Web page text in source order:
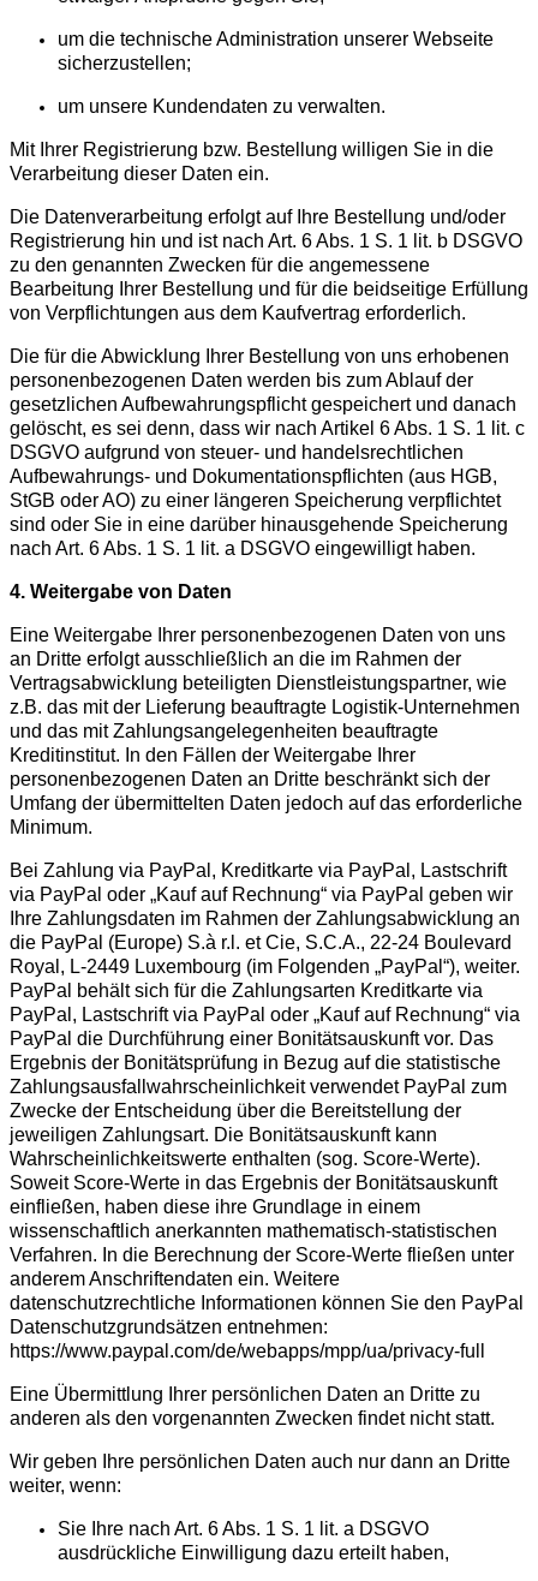
um die technische Administration unserer Webseite
sicherzustellen;
um unsere Kundendaten zu verwalten.
Mit Ihrer Registrierung bzw. Bestellung willigen Sie in die
Verarbeitung dieser Daten ein.
Die Datenverarbeitung erfolgt auf Ihre Bestellung und/oder
Registrierung hin und ist nach Art. 6 Abs. 1 S. 1 lit. b DSGVO
zu den genannten Zwecken für die angemessene
Bearbeitung Ihrer Bestellung und für die beidseitige Erfüllung
von Verpflichtungen aus dem Kaufvertrag erforderlich.
Die für die Abwicklung Ihrer Bestellung von uns erhobenen
personenbezogenen Daten werden bis zum Ablauf der
gesetzlichen Aufbewahrungspflicht gespeichert und danach
gelöscht, es sei denn, dass wir nach Artikel 6 Abs. 1 S. 1 lit. c
DSGVO aufgrund von steuer- und handelsrechtlichen
Aufbewahrungs- und Dokumentationspflichten (aus HGB,
StGB oder AO) zu einer längeren Speicherung verpflichtet
sind oder Sie in eine darüber hinausgehende Speicherung
nach Art. 6 Abs. 1 S. 1 lit. a DSGVO eingewilligt haben.
4. Weitergabe von Daten
Eine Weitergabe Ihrer personenbezogenen Daten von uns
an Dritte erfolgt ausschließlich an die im Rahmen der
Vertragsabwicklung beteiligten Dienstleistungspartner, wie
z.B. das mit der Lieferung beauftragte Logistik-Unternehmen
und das mit Zahlungsangelegenheiten beauftragte
Kreditinstitut. In den Fällen der Weitergabe Ihrer
personenbezogenen Daten an Dritte beschränkt sich der
Umfang der übermittelten Daten jedoch auf das erforderliche
Minimum.
Bei Zahlung via PayPal, Kreditkarte via PayPal, Lastschrift
via PayPal oder „Kauf auf Rechnung“ via PayPal geben wir
Ihre Zahlungsdaten im Rahmen der Zahlungsabwicklung an
die PayPal (Europe) S.à r.l. et Cie, S.C.A., 22-24 Boulevard
Royal, L-2449 Luxembourg (im Folgenden „PayPal“), weiter.
PayPal behält sich für die Zahlungsarten Kreditkarte via
PayPal, Lastschrift via PayPal oder „Kauf auf Rechnung“ via
PayPal die Durchführung einer Bonitätsauskunft vor. Das
Ergebnis der Bonitätsprüfung in Bezug auf die statistische
Zahlungsausfallwahrscheinlichkeit verwendet PayPal zum
Zwecke der Entscheidung über die Bereitstellung der
jeweiligen Zahlungsart. Die Bonitätsauskunft kann
Wahrscheinlichkeitswerte enthalten (sog. Score-Werte).
Soweit Score-Werte in das Ergebnis der Bonitätsauskunft
einfließen, haben diese ihre Grundlage in einem
wissenschaftlich anerkannten mathematisch-statistischen
Verfahren. In die Berechnung der Score-Werte fließen unter
anderem Anschriftendaten ein. Weitere
datenschutzrechtliche Informationen können Sie den PayPal
Datenschutzgrundsätzen entnehmen:
https://www.paypal.com/de/webapps/mpp/ua/privacy-full
Eine Übermittlung Ihrer persönlichen Daten an Dritte zu
anderen als den vorgenannten Zwecken findet nicht statt.
Wir geben Ihre persönlichen Daten auch nur dann an Dritte
weiter, wenn:
Sie Ihre nach Art. 6 Abs. 1 S. 1 lit. a DSGVO
ausdrückliche Einwilligung dazu erteilt haben,